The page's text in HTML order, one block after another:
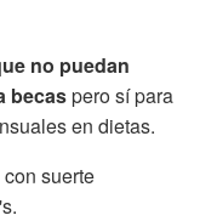
no puedan
becaspero sí para
en dietas.
suerte